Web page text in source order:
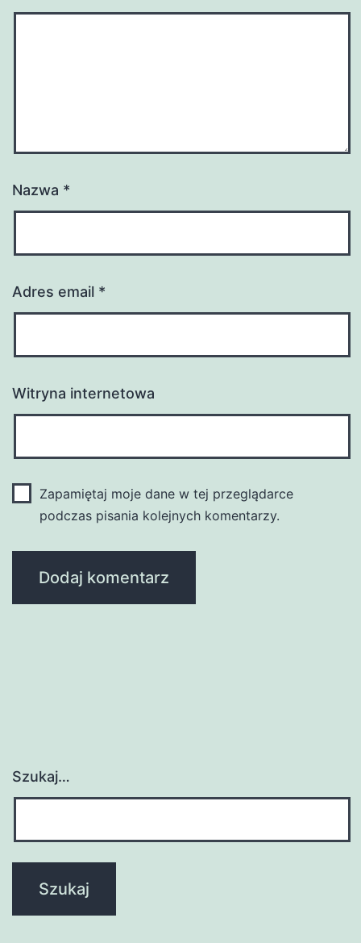
Nazwa *
Adres email *
Witryna internetowa
Zapamiętaj moje dane w tej przeglądarce
podczas pisania kolejnych komentarzy.
Szukaj…